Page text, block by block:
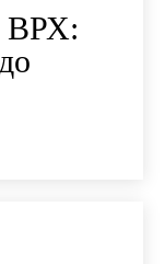
ВРХ: